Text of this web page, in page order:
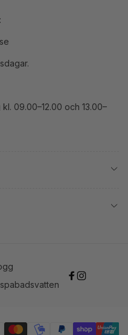
09.00–12.00 och 13.00–
Facebook
Instagram